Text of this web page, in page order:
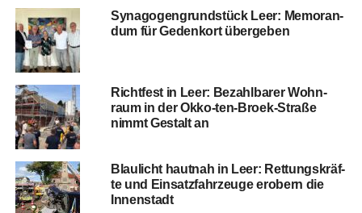
Syn­ago­gen­grund­stück Leer: Memo­ran­
dum für Gedenk­ort übergeben
Richt­fest in Leer: Bezahl­ba­rer Wohn­
raum in der Okko-ten-Broek-Stra­ße
nimmt Gestalt an
Blau­licht haut­nah in Leer: Ret­tungs­kräf­
te und Ein­satz­fahr­zeu­ge erobern die
Innenstadt